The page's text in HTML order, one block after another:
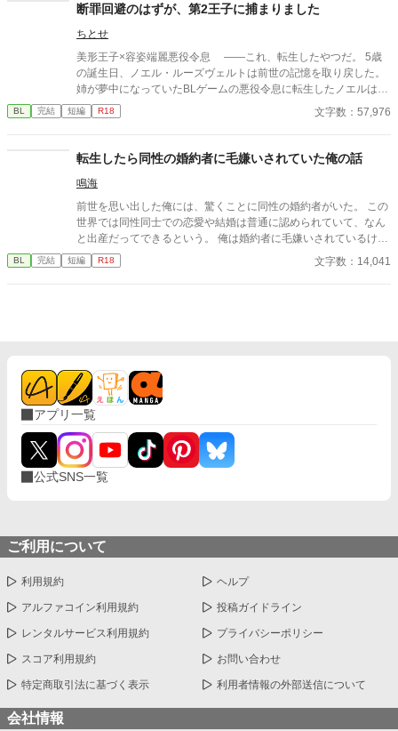
断罪回避のはずが、第2王子に捕まりました
ちとせ
美形王子×容姿端麗悪役令息 ——これ、転生したやつだ。 5歳
の誕生日、ノエル・ルーズヴェルトは前世の記憶を取り戻した。
姉が夢中になっていたBLゲームの悪役令息に転生したノエルは、
最終的に死罪かそれ同等の悲惨な結末を迎える運命だった。 そん
なの、絶対に回避したい。 主人公や攻略対象に近づかず、目立た
評に、むしろ断罪ルートに近づいている気がする。 しかも、関わ
るまいと決めていた第2王子・レオンには最初は嫌われていたは
ずなのに、途中からなぜかグイグイ迫られてる。 「お前を口説い
ている」 「俺が嫉妬しないとでも思った？」 なんで、すべてにお
いて完璧な王子が僕にそんなことを言ってるの…？ 断罪回避の
はずが、いつの間にか王子に捕まり、最後には溺愛されるお話で
BL 完結 短編 R18 文字数：57,976
転生したら同性の婚約者に毛嫌いされていた俺の話
鳴海
前世を思い出した俺には、驚くことに同性の婚約者がいた。 この
世界では同性同士での恋愛や結婚は普通に認められていて、なん
と出産だってできるという。 俺は婚約者に毛嫌いされているけれ
ど、それは前世を思い出す前の俺の性格が最悪だったからだ。 我
儘で傲慢な俺は、学園でも嫌われ者。 そんな主人公が前世を思い
BL 完結 短編 R18 文字数：14,041
アプリ一覧
公式SNS一覧
ご利用について
利用規約 ヘルプ
アルファコイン利用規約 投稿ガイドライン
レンタルサービス利用規約 プライバシーポリシー
スコア利用規約 お問い合わせ
特定商取引法に基づく表示 利用者情報の外部送信について
会社情報